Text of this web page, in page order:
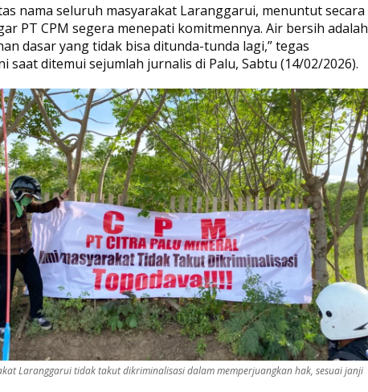
nama seluruh masyarakat Laranggarui, menuntut secara
PT CPM segera menepati komitmennya. Air bersih adalah
dasar yang tidak bisa ditunda-tunda lagi,” tegas
saat ditemui sejumlah jurnalis di Palu, Sabtu (14/02/2026).
Laranggarui tidak takut dikriminalisasi dalam memperjuangkan hak, sesuai janji